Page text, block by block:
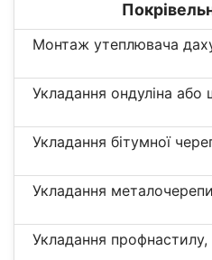
Монтаж утеплювача
Укладання ондуліна або
Укладання бітумної
Укладання
Укладання профнастилу,